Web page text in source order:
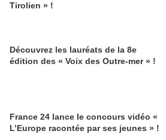
Tirolien » !
Découvrez les lauréats de la 8e
édition des « Voix des Outre-mer » !
France 24 lance le concours vidéo «
L’Europe racontée par ses jeunes » !